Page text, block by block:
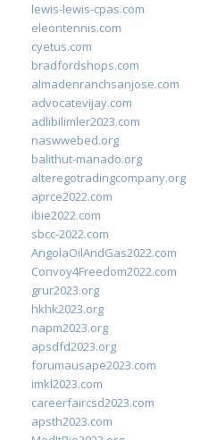
lewis-lewis-cpas.com
eleontennis.com
cyetus.com
bradfordshops.com
almadenranchsanjose.com
advocatevijay.com
adlibilimler2023.com
naswwebed.org
balithut-manado.org
alteregotradingcompany.org
aprce2022.com
ibie2022.com
sbcc-2022.com
AngolaOilAndGas2022.com
Convoy4Freedom2022.com
grur2023.org
hkhk2023.org
napm2023.org
apsdfd2023.org
forumausape2023.com
imkl2023.com
careerfaircsd2023.com
apsth2023.com